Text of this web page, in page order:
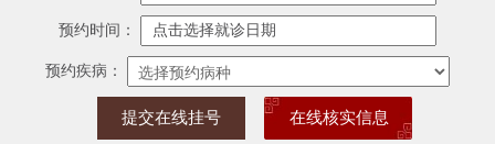
预约时间：
预约疾病：
在线核实信息